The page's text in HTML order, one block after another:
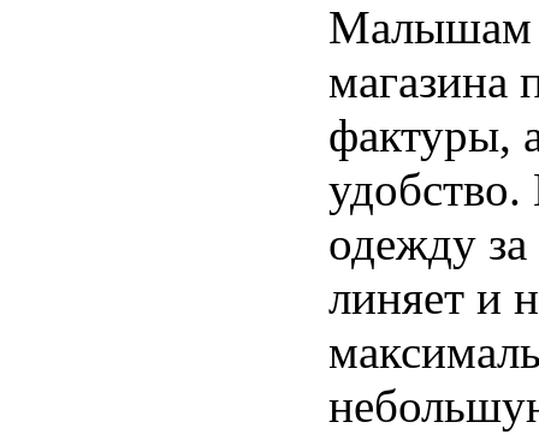
Малышам
магазина
фактуры,
одежду
линяет и